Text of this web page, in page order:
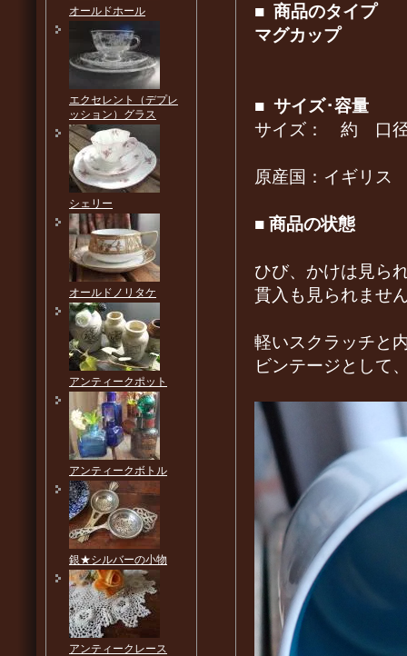
■ 商品のタイプ
マグカップ
■ サイズ･容量
サイズ： 約
原産国：イギリ
■ 商品の状態
ひび、かけは見ら
貫入も見られませ
軽いスクラッチと
ビンテージとして
オールドホール
エクセレント（デプレ
ッション）グラス
シェリー
オールドノリタケ
アンティークポット
アンティークボトル
銀★シルバーの小物
アンティークレース